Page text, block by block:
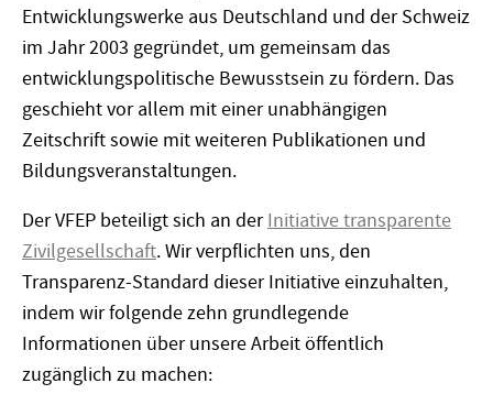
Entwicklungswerke aus Deutschland und der Schweiz
im Jahr 2003 gegründet, um gemeinsam das
entwicklungspolitische Bewusstsein zu fördern. Das
geschieht vor allem mit einer unabhängigen
Zeitschrift sowie mit weiteren Publikationen und
Bildungsveranstaltungen.
Der VFEP beteiligt sich an derInitiative transparente
Zivilgesellschaft. Wir verpflichten uns, den
Transparenz-Standard dieser Initiative einzuhalten,
indem wir folgende zehn grundlegende
Informationen über unsere Arbeit öffentlich
zugänglich zu machen: